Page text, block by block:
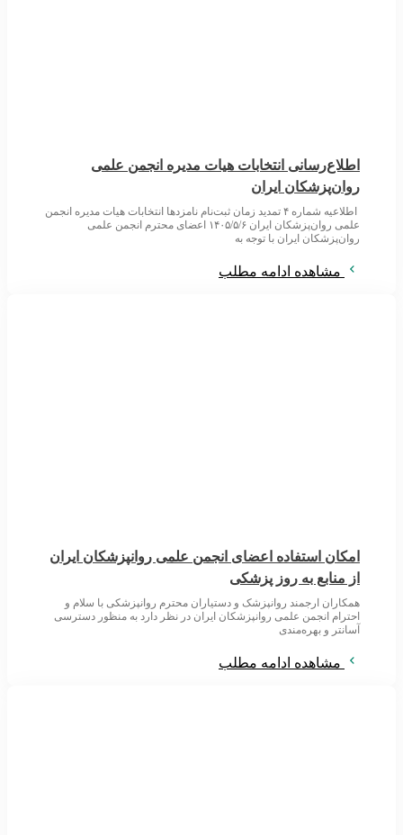
اطلاع‌رسانی انتخابات هیات مدیره انجمن علمی
روان‌پزشکان ایران
اطلاعیه شماره ۴ تمدید زمان ثبت‌نام نامزدها انتخابات هیات مدیره انجمن
علمی روان‌پزشکان ایران ۱۴۰۵/۵/۶ اعضای محترم انجمن علمی
روان‌پزشکان ایران با توجه به
مشاهده ادامه مطلب
امکان استفاده اعضای انجمن علمی روانپزشکان ایران
از منابع به روز پزشکی
همکاران ارجمند روانپزشک و دستیاران محترم روانپزشکی با سلام و
احترام انجمن علمی روانپزشکان ایران در نظر دارد به منظور دسترسی
آسانتر و بهره‌مندی
مشاهده ادامه مطلب